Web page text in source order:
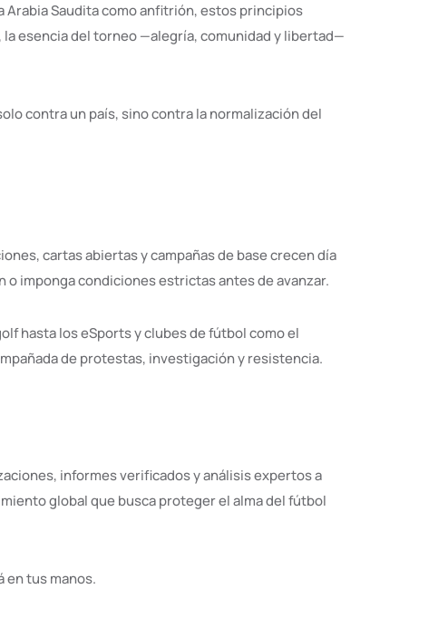
Arabia Saudita como anfitrión, estos principios
la esencia del torneo —alegría, comunidad y libertad—
contra un país, sino contra la normalización del
cartas abiertas y campañas de base crecen día
imponga condiciones estrictas antes de avanzar.
hasta los eSports y clubes de fútbol como el
de protestas, investigación y resistencia.
informes verificados y análisis expertos a
global que busca proteger el alma del fútbol
en tus manos.